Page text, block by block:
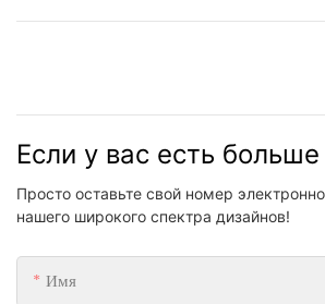
Если у вас есть
Просто оставьте свой номер
нашего широкого спектра дизайнов!
Имя